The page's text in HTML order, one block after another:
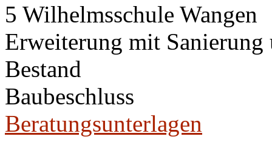
5 Wilhelmsschule Wangen
Erweiterung mit
Bestand
Baubeschluss
Beratungsunterlagen